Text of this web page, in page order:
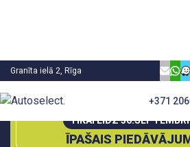
Granīta ielā 2, Rīga
+371
TIKAI LĪDZ
ĪPAŠAIS